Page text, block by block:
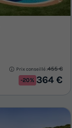
Prix conseillé :455 €
-20% 364 €